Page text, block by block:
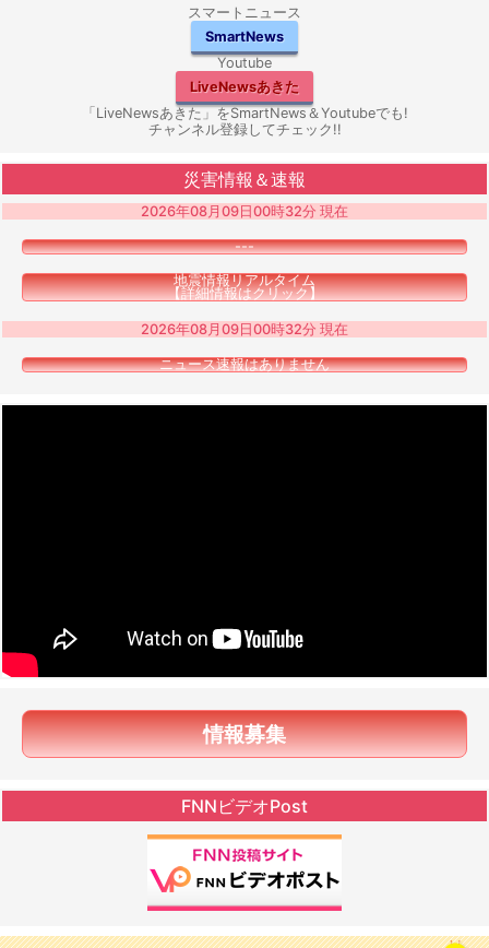
スマートニュース
SmartNews
Youtube
LiveNewsあきた
「LiveNewsあきた」をSmartNews＆Youtubeでも!
チャンネル登録してチェック!!
災害情報＆速報
2026年08月09日00時32分 現在
---
地震情報リアルタイム
【詳細情報はクリック】
2026年08月09日00時32分 現在
ニュース速報はありません
情報募集
FNNビデオPost